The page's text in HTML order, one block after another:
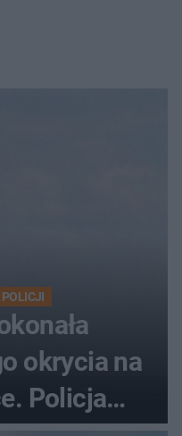
okrycia na
Policja